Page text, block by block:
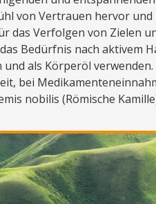
von Vertrauen hervor
das Verfolgen von Zielen
Bedürfnis nach aktivem
als Körperöl
bei
nobilis (Römische